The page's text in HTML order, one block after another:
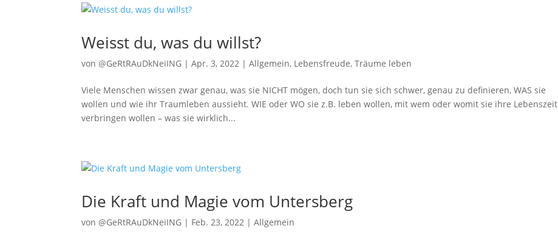
Weisst du, was du willst?
von @GeRtRAuDkNeiING |Apr. 3, 2022 |Allgemein, Lebensfreude,Träume leben
Viele Menschen wissen zwar genau, was sie NICHT mögen, doch tun sie sich schwer, genau zu definieren, WAS sie
wollen und wie ihr Traumleben aussieht. WIE oder WO sie z.B. leben wollen, mit wem oder womit sie ihre Lebenszeit
verbringen wollen – was sie wirklich...
Die Kraft und Magie vom Untersberg
von @GeRtRAuDkNeiING | Feb. 23, 2022 |Allgemein